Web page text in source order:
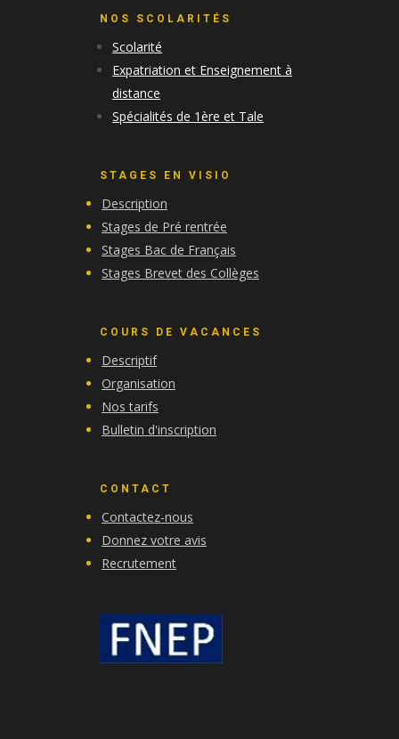
NOS SCOLARITÉS
Scolarité
Expatriation et Enseignement à
distance
Spécialités de 1ère et Tale
STAGES EN VISIO
Description
Stages de Pré rentrée
Stages Bac de Français
Stages Brevet des Collèges
COURS DE VACANCES
Descriptif
Organisation
Nos tarifs
Bulletin d'inscription
CONTACT
Contactez-nous
Donnez votre avis
Recrutement